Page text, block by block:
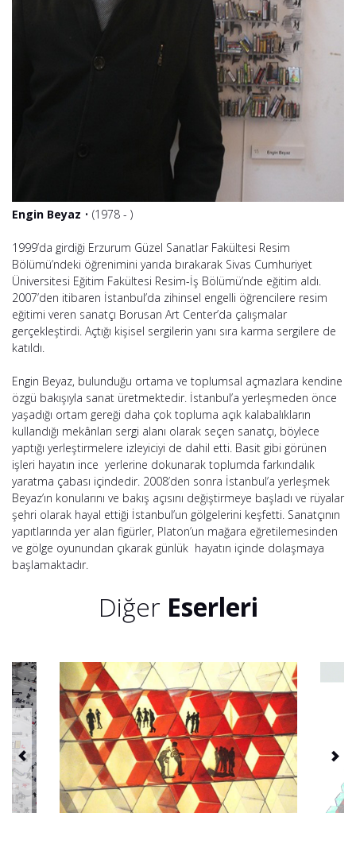
Engin Beyaz • (1978 - )
1999’da girdiği Erzurum Güzel Sanatlar Fakültesi Resim
Bölümü’ndeki öğrenimini yarıda bırakarak Sivas Cumhuriyet
Üniversitesi Eğitim Fakültesi Resim-İş Bölümü’nde eğitim aldı.
2007’den itibaren İstanbul’da zihinsel engelli öğrencilere resim
eğitimi veren sanatçı Borusan Art Center’da çalışmalar
gerçekleştirdi. Açtığı kişisel sergilerin yanı sıra karma sergilere de
katıldı.
Engin Beyaz, bulunduğu ortama ve toplumsal açmazlara kendine
özgü bakışıyla sanat üretmektedir. İstanbul’a yerleşmeden önce
yaşadığı ortam gereği daha çok topluma açık kalabalıkların
kullandığı mekânları sergi alanı olarak seçen sanatçı, böylece
yaptığı yerleştirmelere izleyiciyi de dahil etti. Basit gibi görünen
işleri hayatın ince yerlerine dokunarak toplumda farkındalık
yaratma çabası içindedir. 2008’den sonra İstanbul’a yerleşmek
Beyaz’ın konularını ve bakış açısını değiştirmeye başladı ve rüyalar
şehri olarak hayal ettiği İstanbul’un gölgelerini keşfetti. Sanatçının
yapıtlarında yer alan figürler, Platon’un mağara eğretilemesinden
ve gölge oyunundan çıkarak günlük hayatın içinde dolaşmaya
başlamaktadır.
Diğer Eserleri